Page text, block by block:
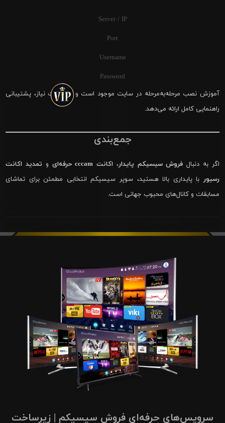
Server / IP
Port
Username
Password
آموزش نصب مرحله‌به‌مرحله در سایت موجود است و در صورت نیاز، پشتیبانی
راهنمایی کامل ارائه می‌دهد.
جمع‌بندی
اگر به دنبال فروش سیسیکم پایدار، اکانت cccam حرفه‌ای و تمدید اکانت
رسیور با پایداری بالا هستید، سوپر سیسیکم انتخابی مطمئن برای تماشای
مسابقات و کانال‌های محبوب جهانی است.
سرویس‌های حرفه‌ای فروش سیسیکم | زیرساخت